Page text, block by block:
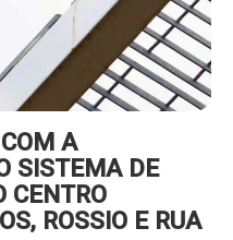
A
SISTEMA DE
CENTRO
ROSSIO E RUA